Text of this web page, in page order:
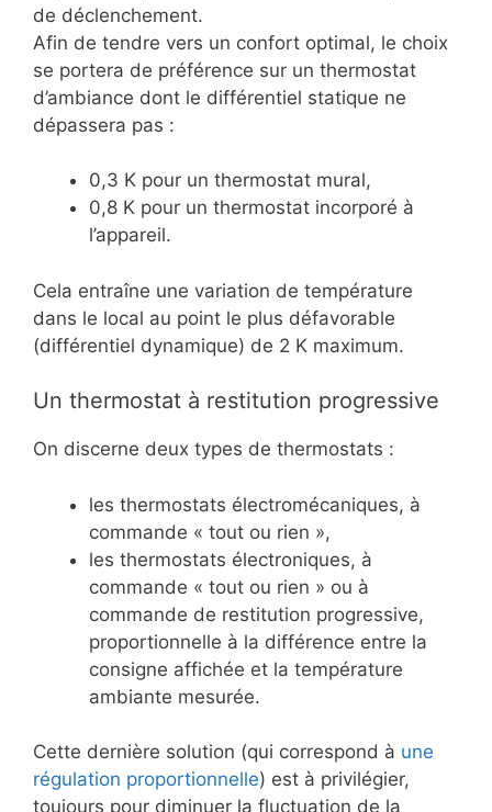
de déclenchement.
Afin de tendre vers un confort optimal, le choix
se portera de préférence sur un thermostat
d’ambiance dont le différentiel statique ne
dépassera pas :
0,3 K pour un thermostat mural,
0,8 K pour un thermostat incorporé à
l’appareil.
Cela entraîne une variation de température
dans le local au point le plus défavorable
(différentiel dynamique) de 2 K maximum.
Un thermostat à restitution progressive
On discerne deux types de thermostats :
les thermostats électromécaniques, à
commande « tout ou rien »,
les thermostats électroniques, à
commande « tout ou rien » ou à
commande de restitution progressive,
proportionnelle à la différence entre la
consigne affichée et la température
ambiante mesurée.
Cette dernière solution (qui correspond à une
régulation proportionnelle) est à privilégier,
toujours pour diminuer la fluctuation de la